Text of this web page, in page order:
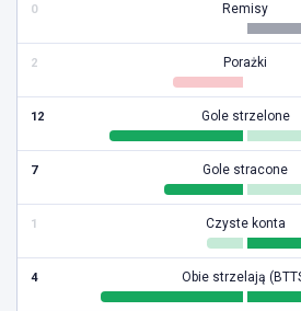
0 Remisy
2 Porażki
12 Gole strzelone
7 Gole stracone
1 Czyste konta
4 Obie strzelają